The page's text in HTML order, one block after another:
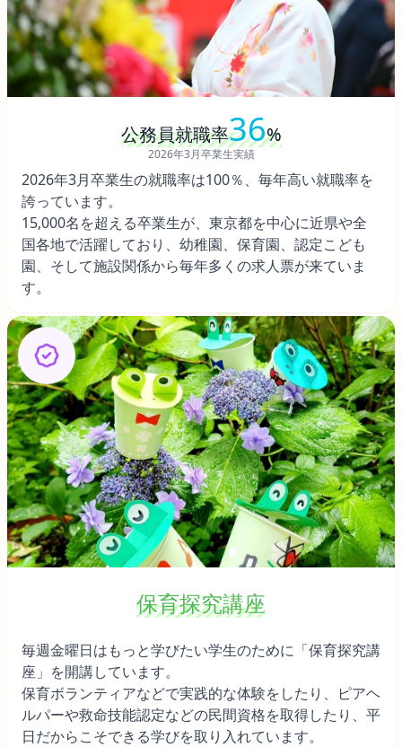
公務員就職率36%
2026年3月卒業生実績
2026年3月卒業生の就職率は100％、毎年高い就職率を
誇っています。
15,000名を超える卒業生が、東京都を中心に近県や全
国各地で活躍しており、幼稚園、保育園、認定こども
園、そして施設関係から毎年多くの求人票が来ていま
す。
保育探究講座
毎週金曜日はもっと学びたい学生のために「保育探究講
座」を開講しています。
保育ボランティアなどで実践的な体験をしたり、ピアヘ
ルパーや救命技能認定などの民間資格を取得したり、平
日だからこそできる学びを取り入れています。